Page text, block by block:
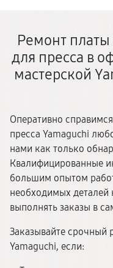
Ремонт платы
для пресса в
мастерской
Оперативно
пресса Yamaguchi
нами как только
Квалифицированные
большим опытом
необходимых деталей
выполнять заказы в
Заказывайте срочный
Yamaguchi, если: